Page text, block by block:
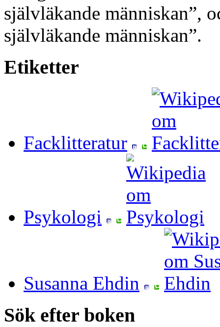
självläkande människan”,
självläkande människan”.
Etiketter
Facklitteratur
Psykologi
Susanna Ehdin
Sök efter boken